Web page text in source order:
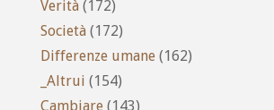
Verità (172)
Società (172)
Differenze umane (162)
_Altrui (154)
Cambiare (143)